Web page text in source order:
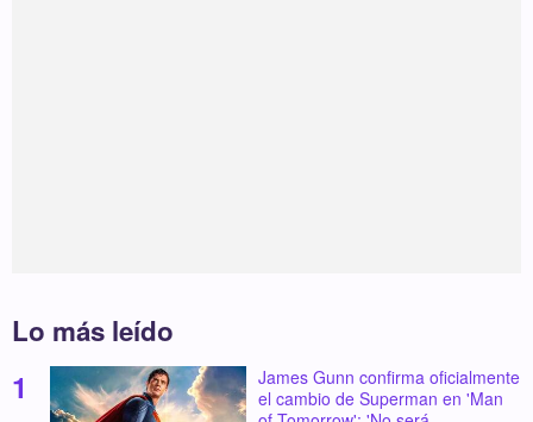
Lo más leído
James Gunn confirma oficialmente
el cambio de Superman en 'Man